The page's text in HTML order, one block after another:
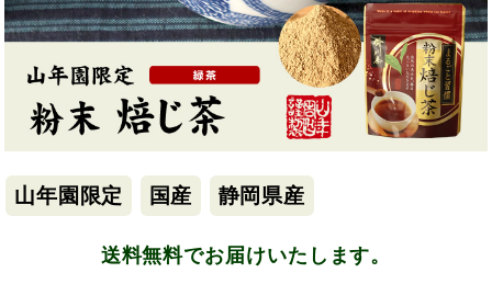
山年園限定 国産 静岡県産
送料無料でお届けいたします。